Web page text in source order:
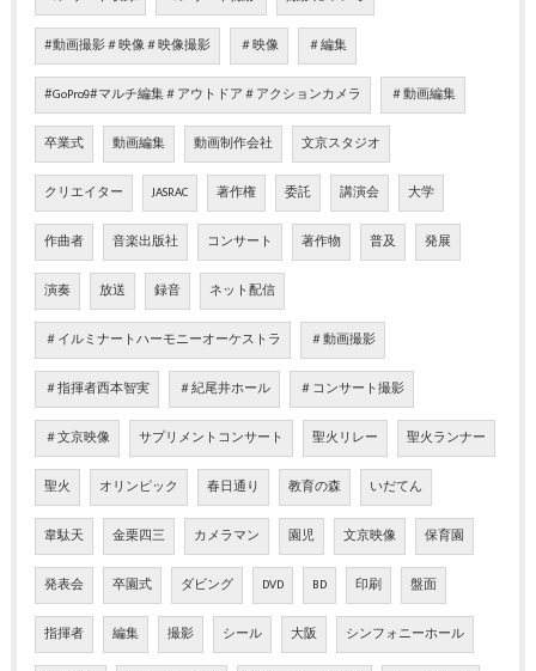
#動画撮影＃映像＃映像撮影 ＃映像 ＃編集
#GoPro9#マルチ編集＃アウトドア＃アクションカメラ ＃動画編集
卒業式 動画編集 動画制作会社 文京スタジオ
クリエイター JASRAC 著作権 委託 講演会 大学
作曲者 音楽出版社 コンサート 著作物 普及 発展
演奏 放送 録音 ネット配信
＃イルミナートハーモニーオーケストラ ＃動画撮影
＃指揮者西本智実 ＃紀尾井ホール ＃コンサート撮影
＃文京映像 サプリメントコンサート 聖火リレー 聖火ランナー
聖火 オリンピック 春日通り 教育の森 いだてん
韋駄天 金栗四三 カメラマン 園児 文京映像 保育園
発表会 卒園式 ダビング DVD BD 印刷 盤面
指揮者 編集 撮影 シール 大阪 シンフォニーホール